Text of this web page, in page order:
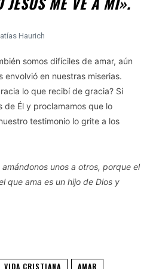
Haurich
somos difíciles de amar, aún
envolvió en nuestras miserias.
lo que recibí de gracia? Si
de Él y proclamamos que lo
testimonio lo grite a los
unos a otros, porque el
que ama es un hijo de Dios y
VIDA CRISTIANA AMAR